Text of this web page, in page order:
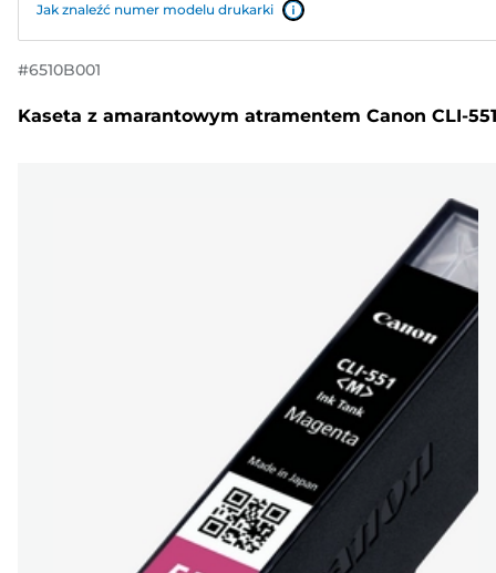
Jak znaleźć numer modelu drukarki
#6510B001
Kaseta z amarantowym atramentem Canon CLI-